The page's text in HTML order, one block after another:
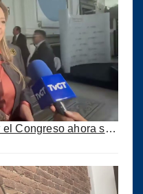
Es histórico lo aprobado por el Congreso ahora se podrán construir puertos privados